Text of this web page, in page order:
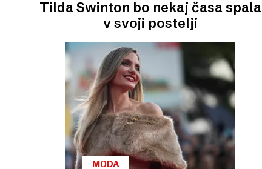
Tilda Swinton bo nekaj časa spala
v svoji postelji
MODA